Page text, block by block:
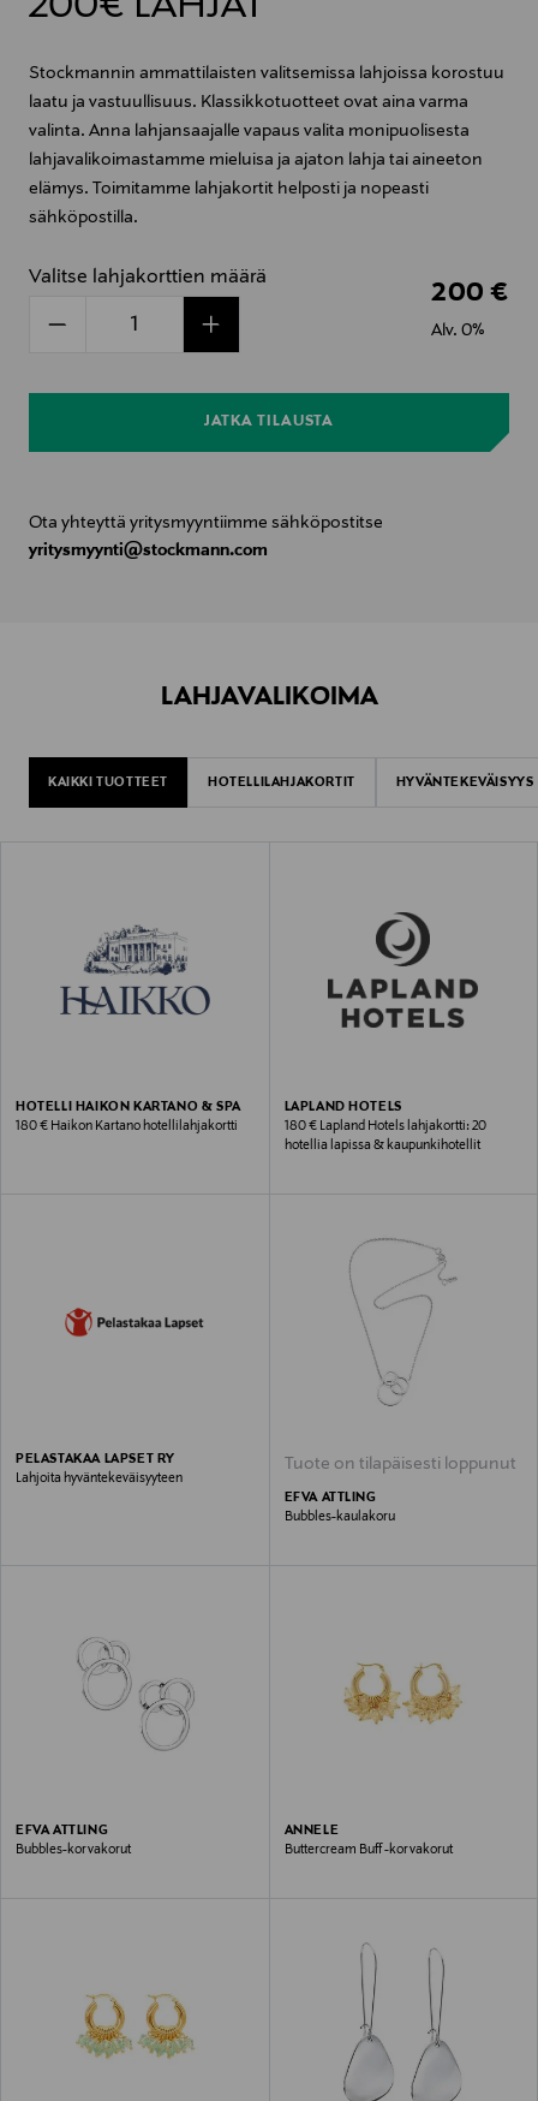
Stockmannin ammattilaisten valitsemissa lahjoissa korostuu
laatu ja vastuullisuus. Klassikkotuotteet ovat aina varma
valinta. Anna lahjansaajalle vapaus valita monipuolisesta
lahjavalikoimastamme mieluisa ja ajaton lahja tai aineeton
elämys. Toimitamme lahjakortit helposti ja nopeasti
sähköpostilla.
Valitse lahjakorttien määrä
1
200 €
Alv. 0%
JATKA TILAUSTA
Ota yhteyttä yritysmyyntiimme sähköpostitse
yritysmyynti@stockmann.com
LAHJAVALIKOIMA
KAIKKI TUOTTEET HOTELLILAHJAKORTIT HYVÄNTEKEVÄISYYS
HOTELLI HAIKON KARTANO & SPA
180 € Haikon Kartano hotellilahjakortti
LAPLAND HOTELS
180 € Lapland Hotels lahjakortti: 20
hotellia lapissa & kaupunkihotellit
PELASTAKAA LAPSET RY
Lahjoita hyväntekeväisyyteen
Tuote on tilapäisesti loppunut
EFVA ATTLING
Bubbles-kaulakoru
EFVA ATTLING
Bubbles-korvakorut
ANNELE
Buttercream Buff -korvakorut